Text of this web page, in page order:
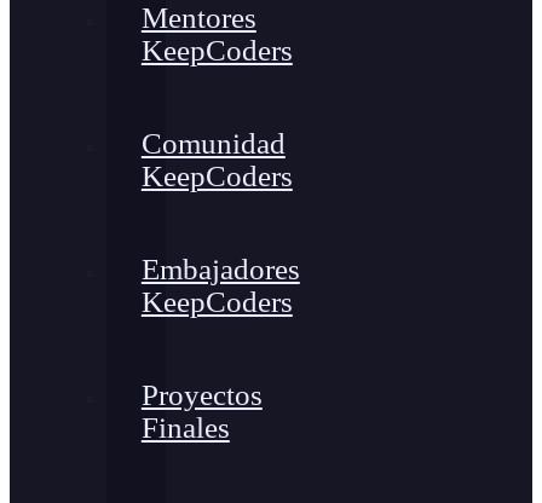
Mentores
KeepCoders
Comunidad
KeepCoders
Embajadores
KeepCoders
Proyectos
Finales